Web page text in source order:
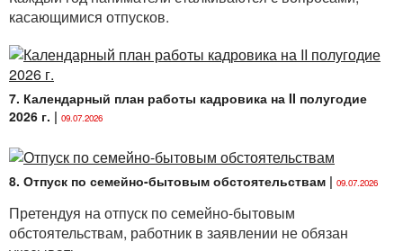
среднего специального образования
в дистанционной форме получения образования
принимаются (зачисляются) лица в соответствии
с требованиями, определенными вп. 4Правил
приема лиц для получения среднего специального
образования, утвержденных Указом Президента
Республики Беларусь от 27.01.2022 № 23.
Перечень специальностей, по которым не
допускается получение образования в вечерней,
заочной, дистанционной формах получения
образования, определен согласноприложению 1
к постановлению Совета Министров Республики
касающимися отпусков.
7. Календарный план работы кадровика на II полугодие
2026 г. | 09.07.2026
8. Отпуск по семейно-бытовым обстоятельствам | 09.07.2026
Претендуя на отпуск по семейно-бытовым
обстоятельствам, работник в заявлении не обязан